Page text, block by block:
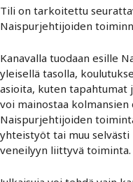
Tili on tarkoitettu
Naispurjehtijoiden
Kanavalla tuodaan esille
yleisellä tasolla,
asioita, kuten tapahtumat
voi mainostaa
Naispurjehtijoiden
yhteistyöt tai muu
veneilyyn liittyvä toiminta.